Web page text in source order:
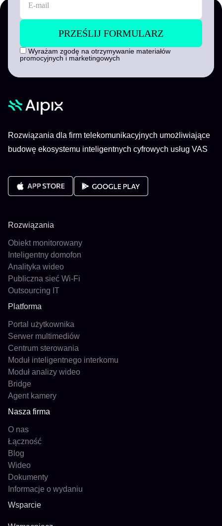
Wyrażam zgodę na otrzymywanie materiałów
promocyjnych i marketingowych
Rozwiązania dla firm telekomunikacyjnych umożliwiające
budowę ekosystemu inteligentnych cyfrowych usług VAS
Rozwiązania
Obiekt monitorowany
Inteligentny domofon
Analityka wideo
Publiczna sieć Wi-Fi
Outsourcing IT
Platforma
Portal użytkownika
Serwer multimediów
Centrum sterowania
Moduł inteligentnego interkomu
Moduł analizy wideo
Bridge
Agent kamery
Nasza firma
O nas
Łączność
Blog
Wideo
Dokumenty
Informacje o wydaniu
Wsparcie